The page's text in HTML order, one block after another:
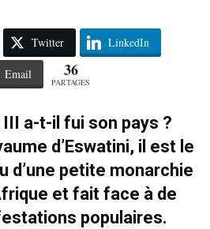
Twitter LinkedIn
Email 36
PARTAGES
a-t-il fui son pays ?
d’Eswatini, il est le
d’une petite monarchie
et fait face à de
populaires.